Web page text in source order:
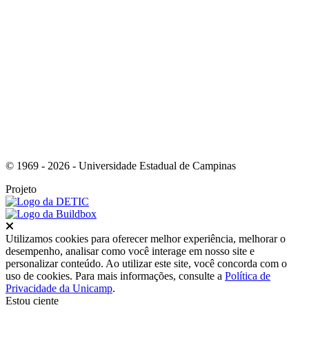
© 1969 - 2026 - Universidade Estadual de Campinas
Projeto
Utilizamos cookies para oferecer melhor experiência, melhorar o
desempenho, analisar como você interage em nosso site e
personalizar conteúdo. Ao utilizar este site, você concorda com o
uso de cookies. Para mais informações, consulte a Política de
Privacidade da Unicamp.
Estou ciente